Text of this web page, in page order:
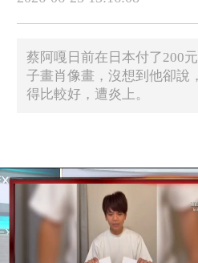
蔡阿嘎日前在日本付了200
子畫肖像畫，沒想到他卻說
得比較好，遭炎上。